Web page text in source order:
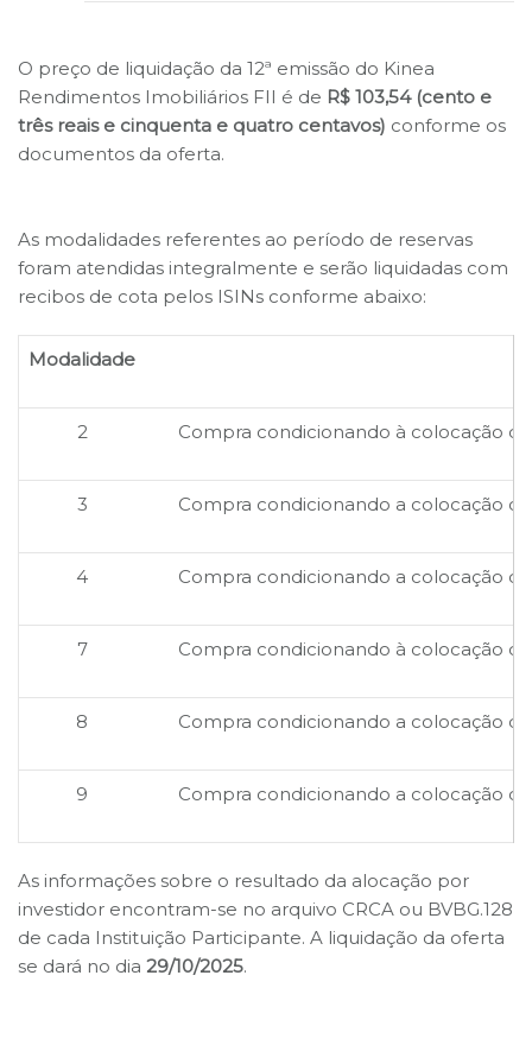
O preço de liquidação da 12ª emissão do Kinea
Rendimentos Imobiliários FII é de R$ 103,54 (cento e
três reais e cinquenta e quatro centavos) conforme os
documentos da oferta.
As modalidades referentes ao período de reservas
foram atendidas integralmente e serão liquidadas com
recibos de cota pelos ISINs conforme abaixo:
Modalidade
2 Compra condicionando à colocação
3 Compra condicionando a colocação
4 Compra condicionando a colocação
7 Compra condicionando à colocação
8 Compra condicionando a colocação
9 Compra condicionando a colocação
As informações sobre o resultado da alocação por
investidor encontram-se no arquivo CRCA ou BVBG.128
de cada Instituição Participante. A liquidação da oferta
se dará no dia 29/10/2025.